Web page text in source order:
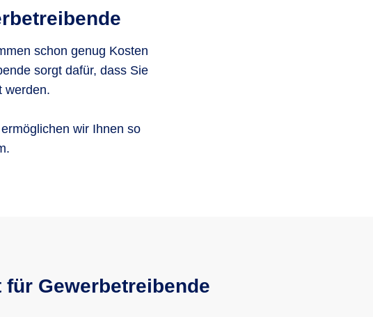
schon genug Kosten
sorgt dafür, dass Sie
werden.
wir Ihnen so
Gewerbetreibende